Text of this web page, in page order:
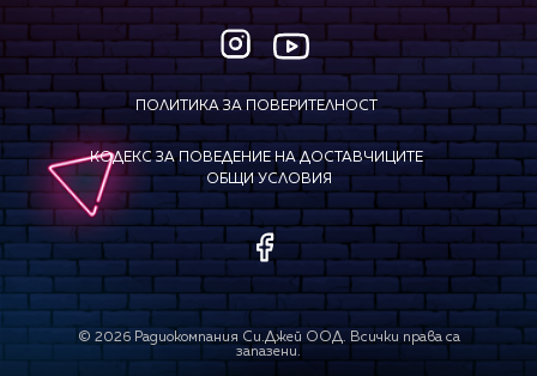
ПОЛИТИКА ЗА ПОВЕРИТЕЛНОСТ
КОДЕКС ЗА ПОВЕДЕНИЕ НА ДОСТАВЧИЦИТЕ
ОБЩИ УСЛОВИЯ
© 2026Радиокомпания Си.Джей ООД. Всички права са
запазени.